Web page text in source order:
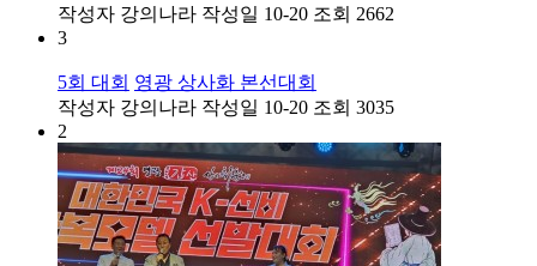
작성자 강의나라 작성일 10-20 조회 2662
3
5회 대회 영광 상사화 본선대회
작성자 강의나라 작성일 10-20 조회 3035
2